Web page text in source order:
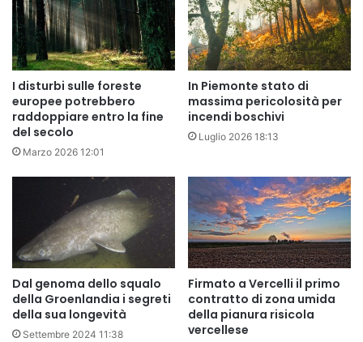
I disturbi sulle foreste
europee potrebbero
raddoppiare entro la fine
del secolo
Marzo 2026 12:01
In Piemonte stato di
massima pericolosità per
incendi boschivi
Luglio 2026 18:13
Dal genoma dello squalo
della Groenlandia i segreti
della sua longevità
Settembre 2024 11:38
Firmato a Vercelli il primo
contratto di zona umida
della pianura risicola
vercellese